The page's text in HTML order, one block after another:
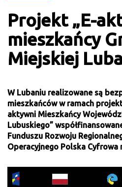
Projekt „E-
mieszkańcy
Miejskiej
W Lubaniu realizowane są
mieszkańców w ramach
aktywni Mieszkańcy
Lubuskiego”
Funduszu Rozwoju
Operacyjnego Polska Cyfrowa